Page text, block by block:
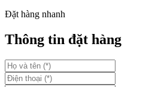
Đặt hàng nhanh
Thông tin đặt hàng